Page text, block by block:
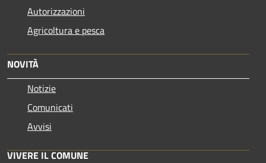
Autorizzazioni
Agricoltura e pesca
NOVITÀ
Notizie
Comunicati
Avvisi
VIVERE IL COMUNE